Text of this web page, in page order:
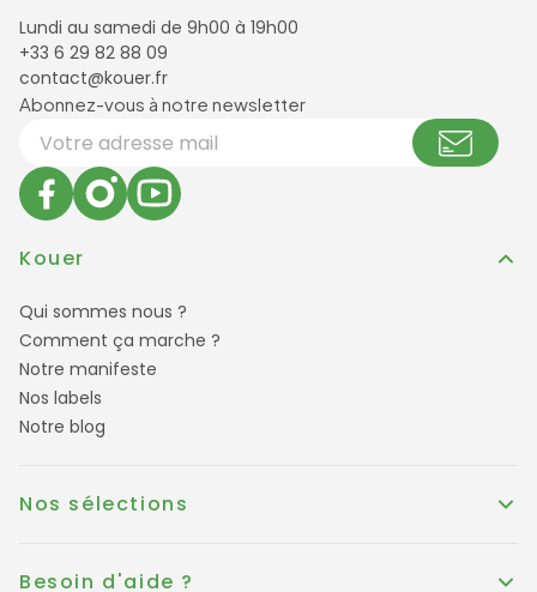
Lundi au samedi de 9h00 à 19h00
+33 6 29 82 88 09
contact@kouer.fr
Newsletter et réseaux sociaux
Abonnez-vous à notre newsletter
Votre adresse email
Kouer
Qui sommes nous ?
Comment ça marche ?
Notre manifeste
Nos labels
Notre blog
Nos sélections
Besoin d'aide ?